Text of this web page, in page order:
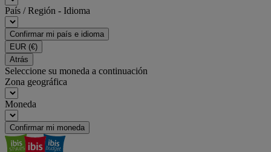
País / Región - Idioma
Confirmar mi país e idioma
EUR (€)
Atrás
Seleccione su moneda a continuación
Zona geográfica
Moneda
Confirmar mi moneda